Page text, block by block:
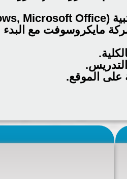
(
Microsoft Office
مايكروسوفت مع البدء
على الموقع.